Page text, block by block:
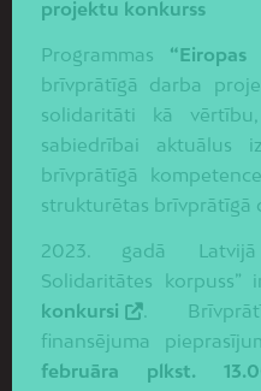
projektu konkurss
Programmas “Eiropas
brīvprātīgā darba
solidaritāti kā
sabiedrībai aktuālus
brīvprātīgā
strukturētas brīvprātīgā
2023. gadā Latvijā
Solidaritātes korpuss”
konkursi
.
finansējuma
februāra plkst.